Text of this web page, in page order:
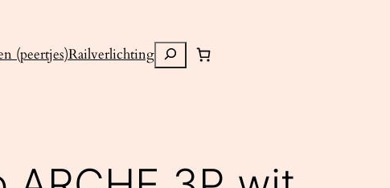
(peertjes)RailverlichtingZoeken